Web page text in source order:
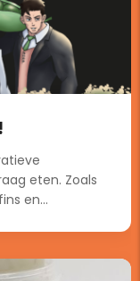
eten. Zoals
en...